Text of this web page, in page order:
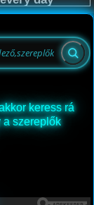
keress rá
a szereplők